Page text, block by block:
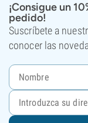
¡Consigue un
pedido!
Suscríbete a
conocer las